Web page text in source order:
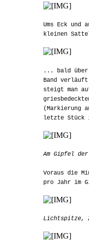
Ums Eck und
kleinen
... bald über
Band
steigt man
(Markierung
letzte
Am Gipfel
Voraus die
pro Jahr im
Lichtspitze,